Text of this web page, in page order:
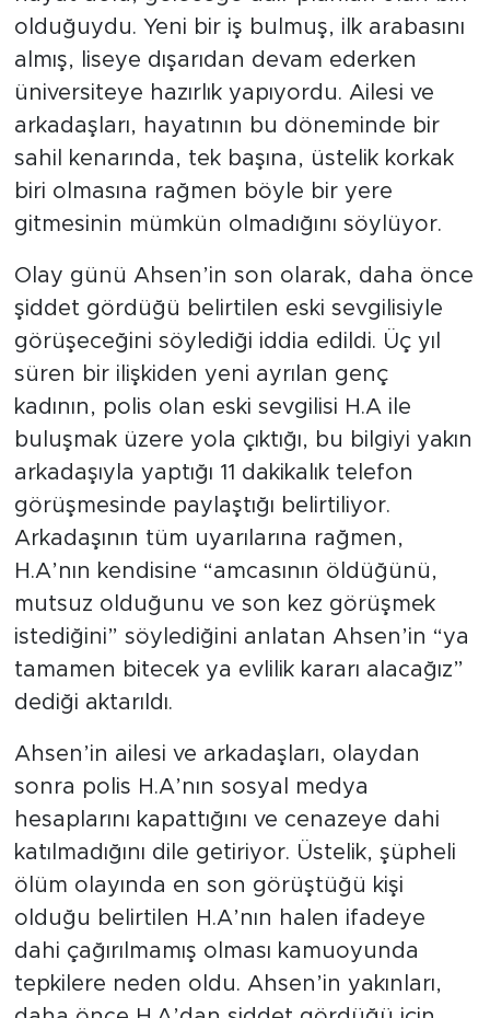
olduğuydu. Yeni bir iş bulmuş, ilk arabasını
almış, liseye dışarıdan devam ederken
üniversiteye hazırlık yapıyordu. Ailesi ve
arkadaşları, hayatının bu döneminde bir
sahil kenarında, tek başına, üstelik korkak
biri olmasına rağmen böyle bir yere
gitmesinin mümkün olmadığını söylüyor.
Olay günü Ahsen’in son olarak, daha önce
şiddet gördüğü belirtilen eski sevgilisiyle
görüşeceğini söylediği iddia edildi. Üç yıl
süren bir ilişkiden yeni ayrılan genç
kadının, polis olan eski sevgilisi H.A ile
buluşmak üzere yola çıktığı, bu bilgiyi yakın
arkadaşıyla yaptığı 11 dakikalık telefon
görüşmesinde paylaştığı belirtiliyor.
Arkadaşının tüm uyarılarına rağmen,
H.A’nın kendisine “amcasının öldüğünü,
mutsuz olduğunu ve son kez görüşmek
istediğini” söylediğini anlatan Ahsen’in “ya
tamamen bitecek ya evlilik kararı alacağız”
dediği aktarıldı.
Ahsen’in ailesi ve arkadaşları, olaydan
sonra polis H.A’nın sosyal medya
hesaplarını kapattığını ve cenazeye dahi
katılmadığını dile getiriyor. Üstelik, şüpheli
ölüm olayında en son görüştüğü kişi
olduğu belirtilen H.A’nın halen ifadeye
dahi çağırılmamış olması kamuoyunda
tepkilere neden oldu. Ahsen’in yakınları,